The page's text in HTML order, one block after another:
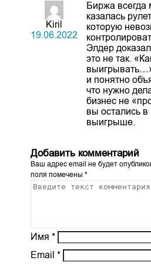
Kiril
19.06.2022
Биржа всегда
казалась
которую
Элдер
это не так.
и понятно
что нужно
бизнес не
вы остались в
выигрыше.
Добавить комментарий
Ваш адрес email не будет
поля помечены *
Имя *
Email *